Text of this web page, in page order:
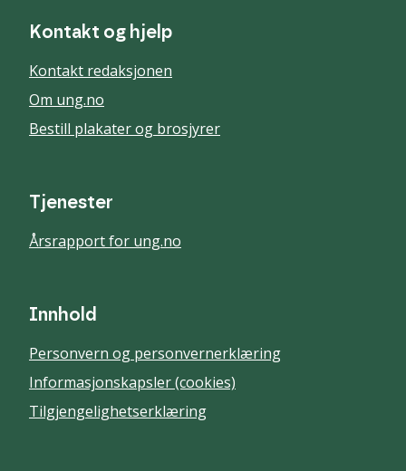
Kontakt og hjelp
Kontakt redaksjonen
Om ung.no
Bestill plakater og brosjyrer
Tjenester
Årsrapport for ung.no
Innhold
Personvern og personvernerklæring
Informasjonskapsler (cookies)
Tilgjengelighetserklæring